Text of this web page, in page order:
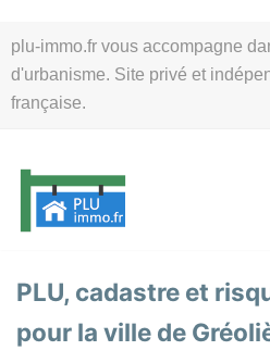
plu-immo.fr vous accompagne
d'urbanisme. Site privé et
française.
au
contenu
PLU, cadastre et
pour la ville de